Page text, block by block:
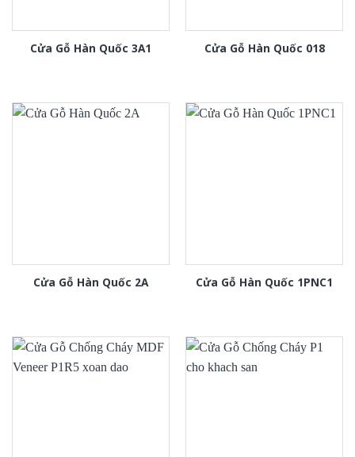
Cửa Gỗ Hàn Quốc 3A1 Cửa Gỗ Hàn Quốc 018
Cửa Gỗ Hàn Quốc 2A Cửa Gỗ Hàn Quốc 1PNC1